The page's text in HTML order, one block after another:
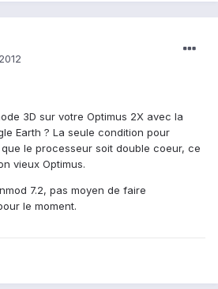
3D sur votre Optimus 2X avec la
Earth ? La seule condition pour
le processeur soit double coeur, ce
vieux Optimus.
7.2, pas moyen de faire
le moment.